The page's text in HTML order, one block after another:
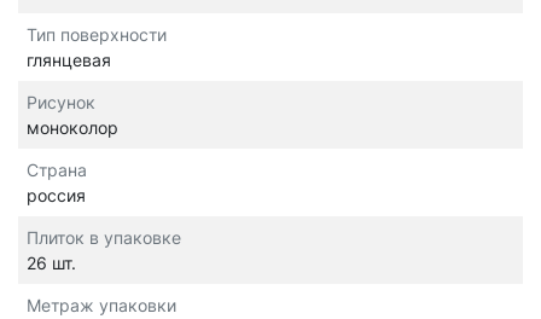
Тип поверхности
глянцевая
Рисунок
моноколор
Страна
россия
Плиток в упаковке
26 шт.
Метраж упаковки